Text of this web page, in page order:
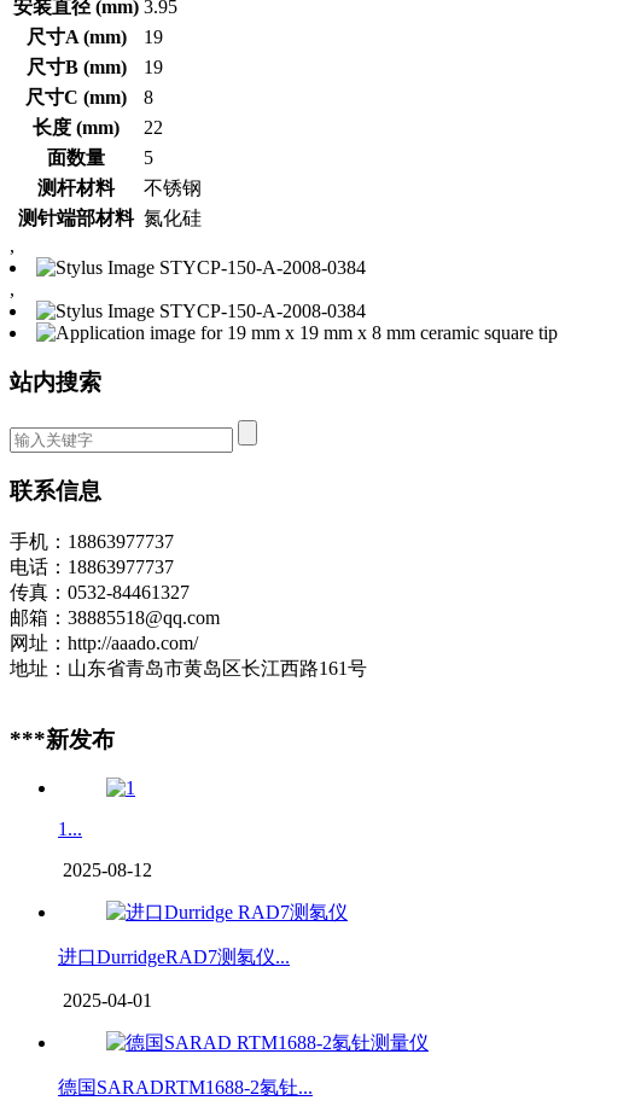
安装直径 (mm) 3.95
尺寸A (mm)
19
尺寸B (mm)
19
尺寸C (mm)
8
长度 (mm)
22
面数量
5
测杆材料
不锈钢
测针端部材料 氮化硅
,
,
站内搜索
联系信息
手机：18863977737
电话：18863977737
传真：0532-84461327
邮箱：38885518@qq.com
网址：http://aaado.com/
地址：山东省青岛市黄岛区长江西路161号
***新发布
1...
2025-08-12
进口DurridgeRAD7测氡仪...
2025-04-01
德国SARADRTM1688-2氡钍...